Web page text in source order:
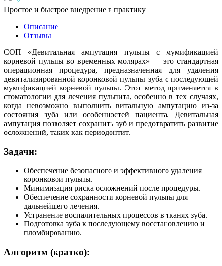
Простое и быстрое внедрение в практику
Описание
Отзывы
СОП «Девитальная ампутация пульпы с мумификацией
корневой пульпы во временных молярах» — это стандартная
операционная процедура, предназначенная для удаления
девитализированной коронковой пульпы зуба с последующей
мумификацией корневой пульпы. Этот метод применяется в
стоматологии для лечения пульпита, особенно в тех случаях,
когда невозможно выполнить витальную ампутацию из-за
состояния зуба или особенностей пациента. Девитальная
ампутация позволяет сохранить зуб и предотвратить развитие
осложнений, таких как периодонтит.
Задачи:
Обеспечение безопасного и эффективного удаления
коронковой пульпы.
Минимизация риска осложнений после процедуры.
Обеспечение сохранности корневой пульпы для
дальнейшего лечения.
Устранение воспалительных процессов в тканях зуба.
Подготовка зуба к последующему восстановлению и
пломбированию.
Алгоритм (кратко):